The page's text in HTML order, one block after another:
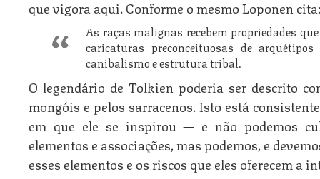
que vigora aqui. Conforme o mesmo Loponen cita:
As raças malignas recebem propriedades
caricaturas preconceituosas de
canibalismo e estrutura tribal.
O legendário de Tolkien poderia ser descrito
mongóis e pelos sarracenos. Isto está
em que ele se inspirou — e não podemos
elementos e associações, mas podemos, e
esses elementos e os riscos que eles oferecem a